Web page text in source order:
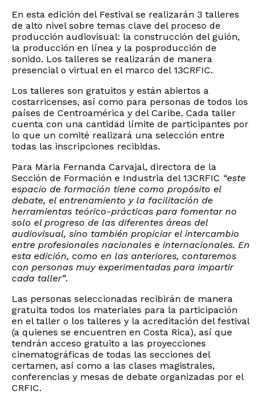
En esta edición del Festival se realizarán 3 talleres
de alto nivel sobre temas clave del proceso de
producción audiovisual: la construcción del guión,
la producción en línea y la posproducción de
sonido. Los talleres se realizarán de manera
presencial o virtual en el marco del 13CRFIC.
Los talleres son gratuitos y están abiertos a
costarricenses, así como para personas de todos los
países de Centroamérica y del Caribe. Cada taller
cuenta con una cantidad límite de participantes por
lo que un comité realizará una selección entre
todas las inscripciones recibidas.
Para Maria Fernanda Carvajal, directora de la
Sección de Formación e Industria del 13CRFIC “este
espacio de formación tiene como propósito el
debate, el entrenamiento y la facilitación de
herramientas teórico-prácticas para fomentar no
solo el progreso de las diferentes áreas del
audiovisual, sino también propiciar el intercambio
entre profesionales nacionales e internacionales. En
esta edición, como en las anteriores, contaremos
con personas muy experimentadas para impartir
cada taller”.
Las personas seleccionadas recibirán de manera
gratuita todos los materiales para la participación
en el taller o los talleres y la acreditación del festival
(a quienes se encuentren en Costa Rica), así que
tendrán acceso gratuito a las proyecciones
cinematográficas de todas las secciones del
certamen, así como a las clases magistrales,
conferencias y mesas de debate organizadas por el
CRFIC.